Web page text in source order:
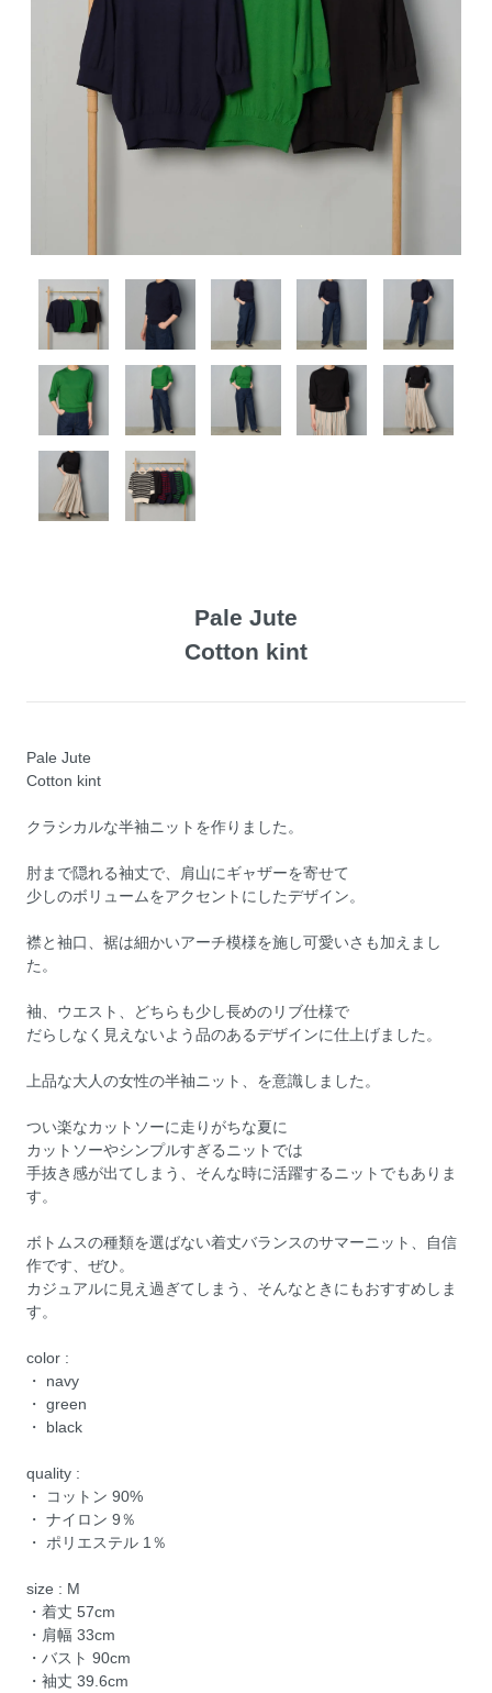
Pale Jute
Cotton kint
Pale Jute
Cotton kint
クラシカルな半袖ニットを作りました。
肘まで隠れる袖丈で、肩山にギャザーを寄せて
少しのボリュームをアクセントにしたデザイン。
襟と袖口、裾は細かいアーチ模様を施し可愛いさも加えまし
た。
袖、ウエスト、どちらも少し長めのリブ仕様で
だらしなく見えないよう品のあるデザインに仕上げました。
上品な大人の女性の半袖ニット、を意識しました。
つい楽なカットソーに走りがちな夏に
カットソーやシンプルすぎるニットでは
手抜き感が出てしまう、そんな時に活躍するニットでもありま
す。
ボトムスの種類を選ばない着丈バランスのサマーニット、自信
作です、ぜひ。
カジュアルに見え過ぎてしまう、そんなときにもおすすめしま
す。
color :
・ navy
・ green
・ black
quality :
・ コットン 90%
・ ナイロン 9％
・ ポリエステル 1％
size : M
・着丈 57cm
・肩幅 33cm
・バスト 90cm
・袖丈 39.6cm